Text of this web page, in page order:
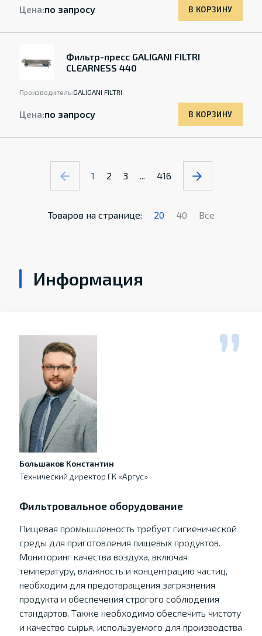
Цена:по запросу В КОРЗИНУ
Фильтр-пресс GALIGANI FILTRI
CLEARNESS 440
Производитель:GALIGANI FILTRI
Цена:по запросу В КОРЗИНУ
1 2 3 ... 416
Товаров на странице: 20 40 Все
Информация
Большаков Константин
Технический директор ГК «Аргус»
Фильтровальное оборудование
Пищевая промышленность требует гигиенической
среды для приготовления пищевых продуктов.
Мониторинг качества воздуха, включая
температуру, влажность и концентрацию частиц,
необходим для предотвращения загрязнения
продукта и обеспечения строгого соблюдения
стандартов. Также необходимо обеспечить чистоту
и качество сырья, используемого для производства